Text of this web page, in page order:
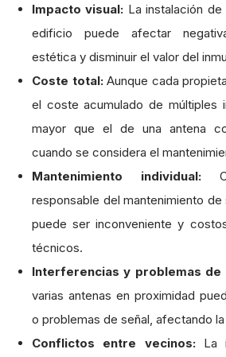
Impacto visual: La instalación
edificio puede afectar
estética y disminuir el valor del
Coste total:Aunque cada
el coste acumulado de múltiples
mayor que el de una antena
cuando se considera el
Mantenimiento individual:
responsable del mantenimiento de
puede ser inconveniente y
técnicos.
Interferencias y problemas de
varias antenas en proximidad
o problemas de señal, afectando
Conflictos entre vecinos:La